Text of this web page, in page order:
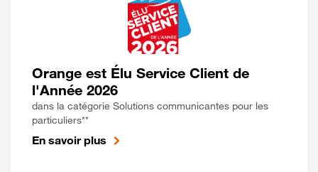
Orange est Élu Service Client de
l'Année 2026
dans la catégorie Solutions communicantes pour les
particuliers**
En savoir plus